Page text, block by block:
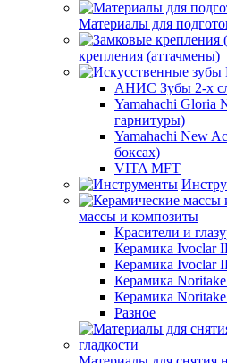
Материалы для
крепления (аттачмены)
АНИС Зубы 2-х
Yamahachi Gloria
гарнитуры)
Yamahachi New
боксах)
VITA MFT
массы и композиты
Красители и
Керамика Ivoclar
Керамика Ivoclar
Керамика
Керамика
Разное